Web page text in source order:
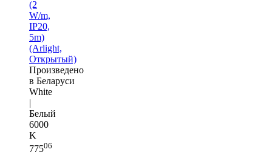
(2
W/m,
IP20,
5m)
(Arlight,
Открытый)
Произведено
в Беларуси
White
|
Белый
6000
K
77506